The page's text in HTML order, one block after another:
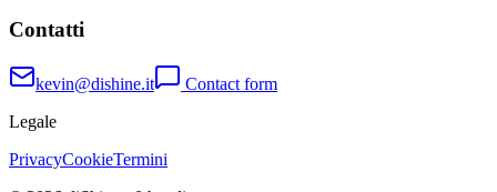
Contatti
kevin@dishine.it
Contact form
Legale
PrivacyCookieTermini